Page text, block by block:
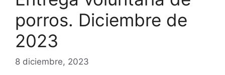
porros. Diciembre de
2023
8 diciembre, 2023